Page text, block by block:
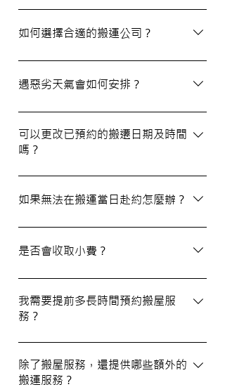
我們的報價透明，會根據您提供的物品清單
提供合理預算，絕無隱藏費用。除非搬運當
約定的費用。
如何選擇合適的搬運公司？
選擇一間合適的搬運公司非常重要，建議您
選擇經驗豐富、提供專業服務且預算合理的
擇！
遇惡劣天氣會如何安排？
如搬屋當日遇上惡劣天氣，我們會提前與您
聯絡並安排改期。具體安排如下： 黑色暴
雨或八號熱帶氣旋警告於早上十時前發出：
我們會即時更新安排。 工作時間內解除警
可以更改已預約的搬遷日期及時間
嗎？
如果需要更改或取消已預約的搬運服務，請
在預定搬運日期前至少兩個工作日的下午三
50%作為行政費。
如果無法在搬運當日赴約怎麼辦？
若您無法在搬運當日赴約，請至少提前兩個
工作日的下午三時通知我們，否則我們將有
是否會收取小費？
我們不會向客戶索取小費，但客戶可自願性
地為搬運團隊作獎賞，以表達對我們服務的
滿意。
我需要提前多長時間預約搬屋服
務？
我們建議您在搬屋前一至三星期預約搬運日
期及時間，特別是在熱門的週末，以確保我
們能為您安排妥當的服務。
除了搬屋服務，還提供哪些額外的
搬運服務？